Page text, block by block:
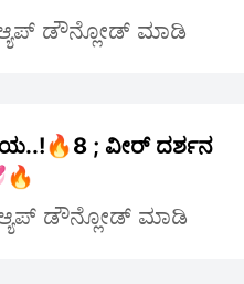
ಆ್ಯಪ್ ಡೌನ್ಲೋಡ್ ಮಾಡಿ
; ವೀರ್ ದರ್ಶನ
ಆ್ಯಪ್ ಡೌನ್ಲೋಡ್ ಮಾಡಿ